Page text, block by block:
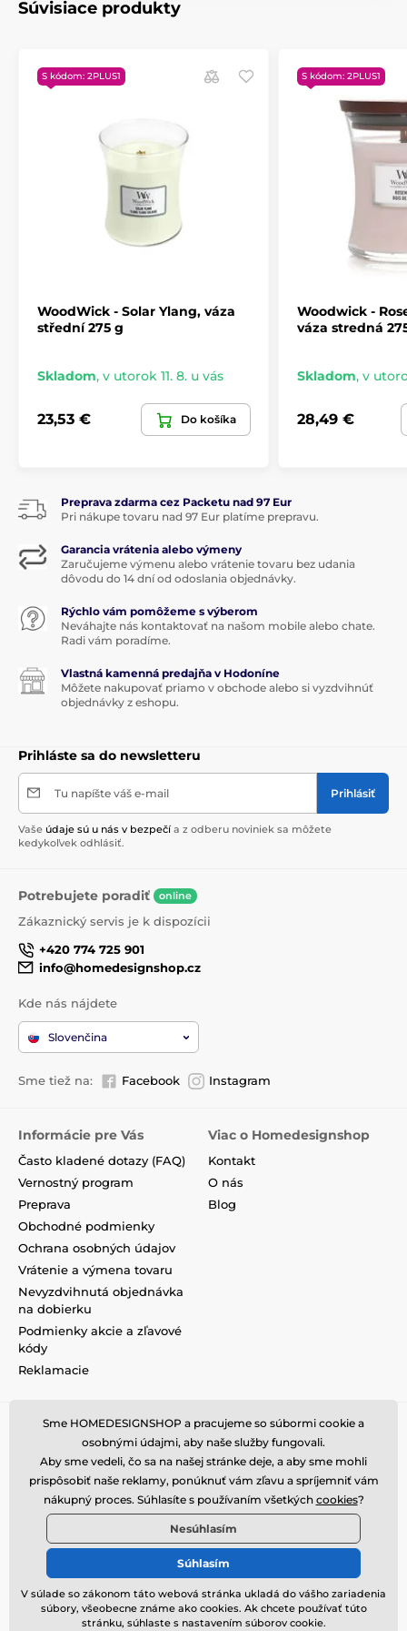
dlhotrvajúcou vôňou. Otvorený tvar sviečky
rovnomerný zážitok z vône. Patentovaný tvar
dreveného knôtu
Pluswick
Innovation vytvára
Súvisiace produkty
S kódom: 2PLUS1
WoodWick - Solar Ylang, váza
střední 275 g
Skladom, v utorok 11. 8. u vás
23,53 € Do košíka
S kódom: 2PLUS1
Woodwick -
váza stredná
Skladom, v
28,49 €
Preprava zdarma cez Packetu nad 97 Eur
Pri nákupe tovaru nad 97 Eur platíme prepravu.
Garancia vrátenia alebo výmeny
Zaručujeme výmenu alebo vrátenie tovaru bez udania
dôvodu do 14 dní od odoslania objednávky.
Rýchlo vám pomôžeme s výberom
Neváhajte nás kontaktovať na našom mobile alebo chate.
Radi vám poradíme.
Vlastná kamenná predajňa v Hodoníne
Môžete nakupovať priamo v obchode alebo si vyzdvihnúť
objednávky z eshopu.
Prihláste sa do newsletteru
Tu napíšte váš e-mail Prihlásiť
Vaše údaje sú u nás v bezpečí a z odberu noviniek sa môžete
kedykoľvek odhlásiť.
Potrebujete poradiť online
Zákaznický servis je k dispozícii
+420 774 725 901
info@homedesignshop.cz
Kde nás nájdete
Slovenčina
Sme tiež na: Facebook Instagram
Informácie pre Vás
Často kladené dotazy (FAQ)
Vernostný program
Preprava
Obchodné podmienky
Ochrana osobných údajov
Vrátenie a výmena tovaru
Nevyzdvihnutá objednávka
na dobierku
Podmienky akcie a zľavové
kódy
Reklamacie
Viac o Homedesignshop
Kontakt
O nás
Blog
© 2026 www.homedesignshop.sk ⦁ E-shop vytvorilaSIMPLIA.cz
Sme HOMEDESIGNSHOP a pracujeme so súbormi cookie a
osobnými údajmi, aby naše služby fungovali.
Aby sme vedeli, čo sa na našej stránke deje, a aby sme mohli
prispôsobiť naše reklamy, ponúknuť vám zľavu a spríjemniť vám
nákupný proces. Súhlasíte s používaním všetkých cookies?
Nesúhlasím
Súhlasím
V súlade so zákonom táto webová stránka ukladá do vášho zariadenia
súbory, všeobecne známe ako cookies. Ak chcete používať túto
stránku, súhlaste s nastavením súborov cookie.